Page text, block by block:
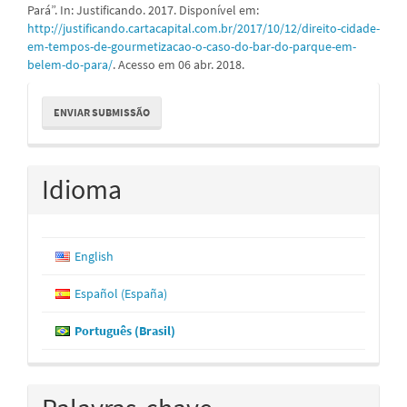
Pará”. In: Justificando. 2017. Disponível em:
http://justificando.cartacapital.com.br/2017/10/12/direito-cidade-
em-tempos-de-gourmetizacao-o-caso-do-bar-do-parque-em-
belem-do-para/. Acesso em 06 abr. 2018.
Enviar
Submissão
ENVIAR SUBMISSÃO
Idioma
English
Español (España)
Português (Brasil)